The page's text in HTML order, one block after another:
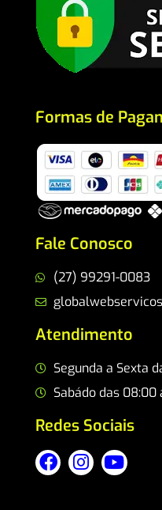
Formas de
Fale Conosco
(27) 99291-0083
Atendimento
Segunda a Sexta
Sabádo das 08:00
Redes Sociais